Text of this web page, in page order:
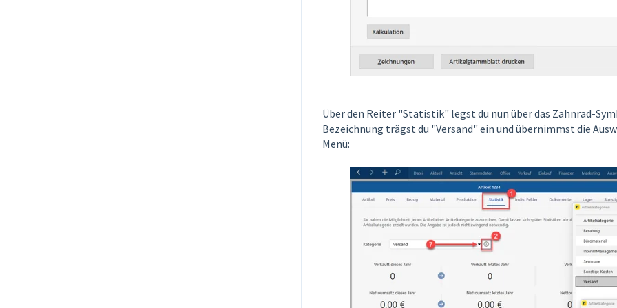
Über den Reiter "Statistik" legst du nun über das Zahnrad-
Bezeichnung trägst du "Versand" ein und übernimmst die
Menü: